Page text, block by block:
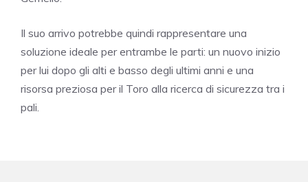
Il suo arrivo potrebbe quindi rappresentare una
soluzione ideale per entrambe le parti: un nuovo inizio
per lui dopo gli alti e basso degli ultimi anni e una
risorsa preziosa per il Toro alla ricerca di sicurezza tra i
pali.